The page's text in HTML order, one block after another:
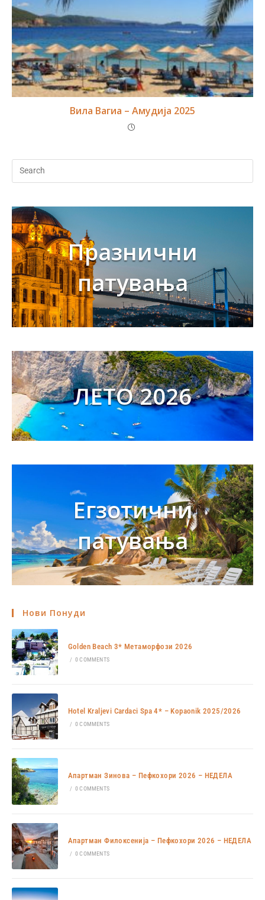
Вила Вагиа – Амудија 2025
Празнични
патувања
ЛЕТО 2026
Егзотични
патувања
Нови Понуди
Golden Beach 3* Метаморфози 2026
/ 0 COMMENTS
Hotel Kraljevi Cardaci Spa 4* – Kopaonik 2025/2026
/ 0 COMMENTS
Апартман Зинова – Пефкохори 2026 – НЕДЕЛА
/ 0 COMMENTS
Апартман Филоксенија – Пефкохори 2026 – НЕДЕЛА
/ 0 COMMENTS